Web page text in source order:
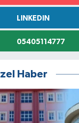
LINKEDIN
05405114777
Haber